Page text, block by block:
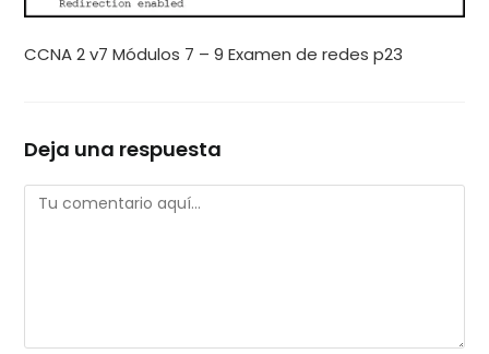
CCNA 2 v7 Módulos 7 – 9 Examen de redes p23
Deja una respuesta
Comentario